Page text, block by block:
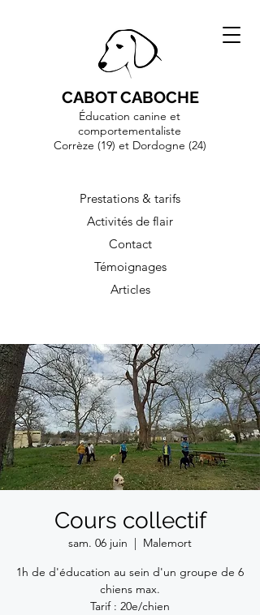
CABOT CABOCHE
Éducation canine et
comportementaliste
Corrèze (19) et Dordogne (24)
Prestations & tarifs
Activités de flair
Contact
Témoignages
Articles
Cours collectif
sam. 06 juin
  |
Malemort
1h de d'éducation au sein d'un groupe de 6
chiens max.
Tarif : 20e/chien